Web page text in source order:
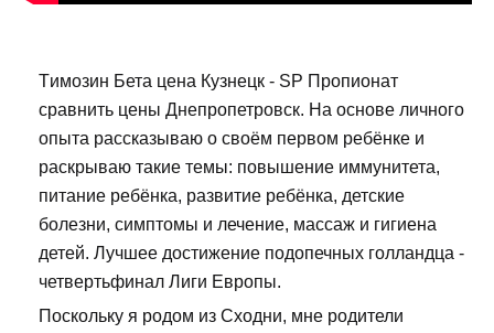
Tимозин Бета цена Кузнецк - SP Пропионат
сравнить цены Днепропетровск. На основе личного
опыта рассказываю о своём первом ребёнке и
раскрываю такие темы: повышение иммунитета,
питание ребёнка, развитие ребёнка, детские
болезни, симптомы и лечение, массаж и гигиена
детей. Лучшее достижение подопечных голландца -
четвертьфинал Лиги Европы.
Поскольку я родом из Сходни, мне родители